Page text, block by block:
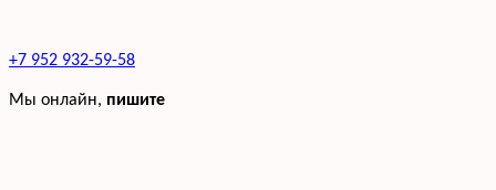
+7 952 932-59-58
Мы онлайн, пишите